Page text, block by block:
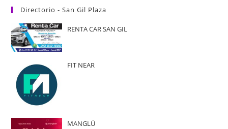
Directorio - San Gil Plaza
RENTA CAR SAN GIL
FIT NEAR
MANGLÚ